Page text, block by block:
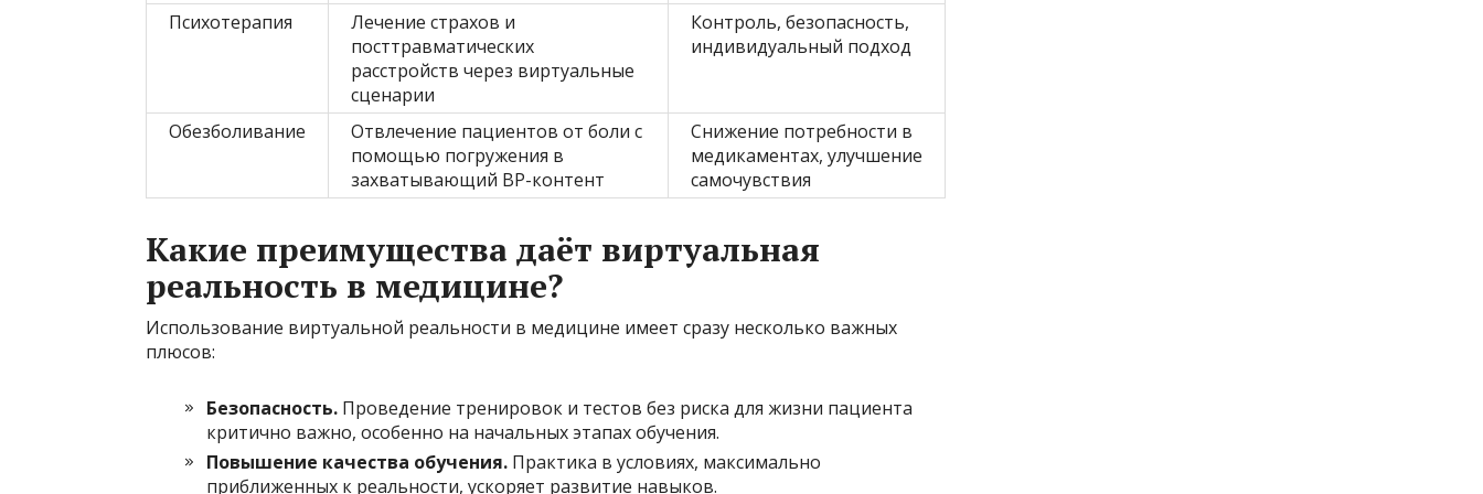
Психотерапия
Лечение страхов и
посттравматических
расстройств через виртуальные
сценарии
Контроль, безопасность,
индивидуальный подход
Обезболивание
Отвлечение пациентов от боли с
помощью погружения в
захватывающий ВР-контент
Снижение потребности в
медикаментах, улучшение
самочувствия
Какие преимущества даёт виртуальная
реальность в медицине?
Использование виртуальной реальности в медицине имеет сразу несколько важных
плюсов:
Безопасность. Проведение тренировок и тестов без риска для жизни пациента
критично важно, особенно на начальных этапах обучения.
Повышение качества обучения. Практика в условиях, максимально
приближенных к реальности, ускоряет развитие навыков.